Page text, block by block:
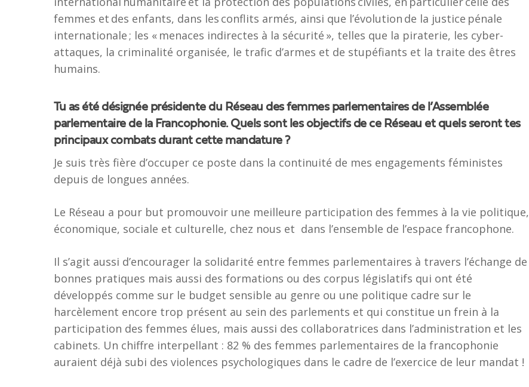
femmes et des enfants, dans les conflits armés, ainsi que l’évolution de la justice pénale
internationale ; les « menaces indirectes à la sécurité », telles que la piraterie, les cyber-
attaques, la criminalité organisée, le trafic d’armes et de stupéfiants et la traite des êtres
humains.
Tu as été désignée présidente du Réseau des femmes parlementaires de l’Assemblée
parlementaire de la Francophonie. Quels sont les objectifs de ce Réseau et quels seront tes
principaux combats durant cette mandature ?
Je suis très fière d’occuper ce poste dans la continuité de mes engagements féministes
depuis de longues années.
Le Réseau a pour but promouvoir une meilleure participation des femmes à la vie politique,
économique, sociale et culturelle, chez nous et dans l’ensemble de l’espace francophone.
Il s’agit aussi d’encourager la solidarité entre femmes parlementaires à travers l’échange de
bonnes pratiques mais aussi des formations ou des corpus législatifs qui ont été
développés comme sur le budget sensible au genre ou une politique cadre sur le
harcèlement encore trop présent au sein des parlements et qui constitue un frein à la
participation des femmes élues, mais aussi des collaboratrices dans l’administration et les
cabinets. Un chiffre interpellant : 82 % des femmes parlementaires de la francophonie
auraient déjà subi des violences psychologiques dans le cadre de l’exercice de leur mandat !